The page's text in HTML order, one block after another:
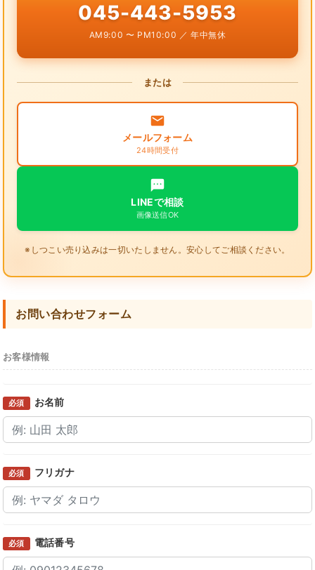
045-443-5953
AM9:00 〜 PM10:00 ／ 年中無休
または
メールフォーム
24時間受付
LINEで相談
画像送信OK
※しつこい売り込みは一切いたしません。安心してご相談ください。
お問い合わせフォーム
お客様情報
必須 お名前
必須 フリガナ
必須 電話番号